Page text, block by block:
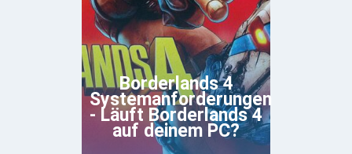
Borderlands 4
Systemanforderungen
- Läuft Borderlands 4
auf deinem PC?